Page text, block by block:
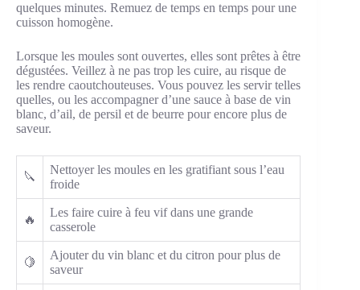
quelques minutes. Remuez de temps en temps pour une
cuisson homogène.
Lorsque les moules sont ouvertes, elles sont prêtes à être
dégustées. Veillez à ne pas trop les cuire, au risque de
les rendre caoutchouteuses. Vous pouvez les servir telles
quelles, ou les accompagner d’une sauce à base de vin
blanc, d’ail, de persil et de beurre pour encore plus de
saveur.
🔪
Nettoyer les moules en les gratifiant sous l’eau
froide
🔥
Les faire cuire à feu vif dans une grande
casserole
🍋
Ajouter du vin blanc et du citron pour plus de
saveur